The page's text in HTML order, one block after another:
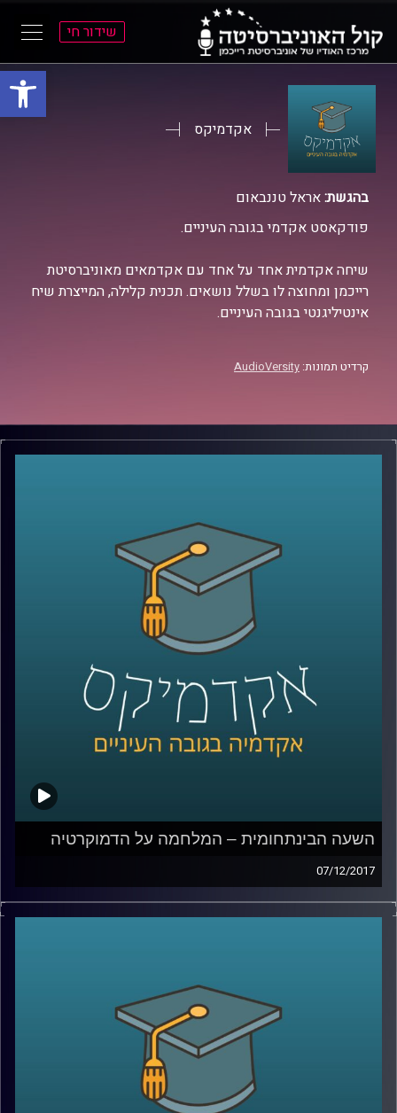
פתח
שידור חי
אקדמיקס
בהגשת:אראל טננבאום
פודקאסט אקדמי בגובה העיניים.
שיחה אקדמית אחד על אחד עם אקדמאים מאוניברסיטת
רייכמן ומחוצה לו בשלל נושאים. תכנית קלילה, המייצרת שיח
אינטיליגנטי בגובה העיניים.
קרדיט תמונות: AudioVersity
השעה הבינתחומית – המלחמה על הדמוקרטיה
07/12/2017
אלו ימים מבלבלים עבור שוחרי הדמוקרטיה.
קיצוניות מקבלות לגיטימציה מההמון. ד"ר עמיחי
מגן מסביר מדוע דווקא בימים בהם האמון
בשיטה הולך ודועך יש לשמור עליה מכל משמר
ואיך, על אף הכל, הדמוקרטיה הישראלית בימים
אלו היא לא פחות מנס